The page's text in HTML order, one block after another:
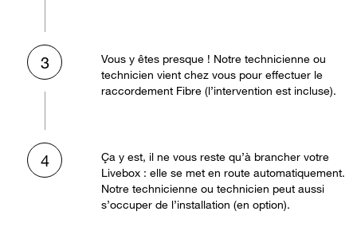
3
Vous y êtes presque ! Notre technicienne ou
technicien vient chez vous pour effectuer le
raccordement Fibre (l’intervention est incluse).
4
Ça y est, il ne vous reste qu’à brancher votre
Livebox : elle se met en route automatiquement.
Notre technicienne ou technicien peut aussi
s’occuper de l’installation (en option).